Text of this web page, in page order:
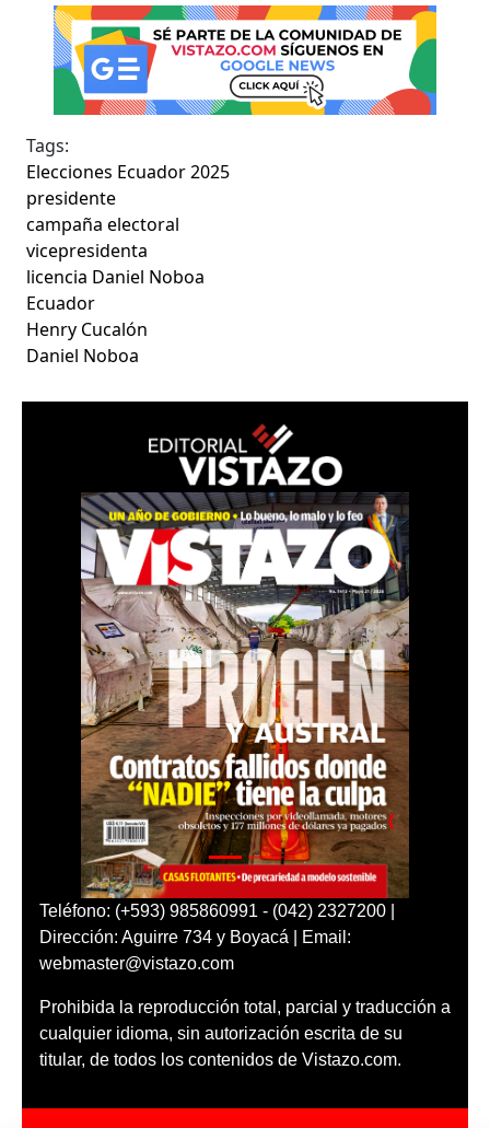
Tags:
Elecciones Ecuador 2025
presidente
campaña electoral
vicepresidenta
licencia Daniel Noboa
Ecuador
Henry Cucalón
Daniel Noboa
Teléfono: (+593) 985860991 - (042) 2327200 |
Dirección: Aguirre 734 y Boyacá | Email:
webmaster@vistazo.com
Prohibida la reproducción total, parcial y traducción a
cualquier idioma, sin autorización escrita de su
titular, de todos los contenidos de Vistazo.com.